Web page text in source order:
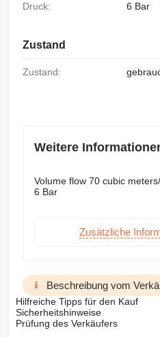
Druck: 6 Bar
Zustand
Zustand:
Weitere
Volume flow 70 cubic
6 Bar
Zusätzliche
Beschreibung vom
Hilfreiche Tipps für den Kauf
Sicherheitshinweise
Prüfung des Verkäufers